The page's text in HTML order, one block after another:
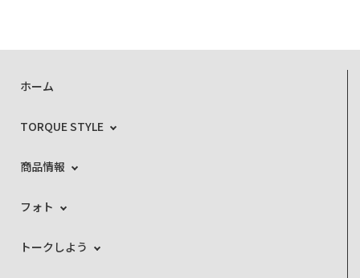
ホーム
TORQUE STYLE
商品情報
フォト
トークしよう